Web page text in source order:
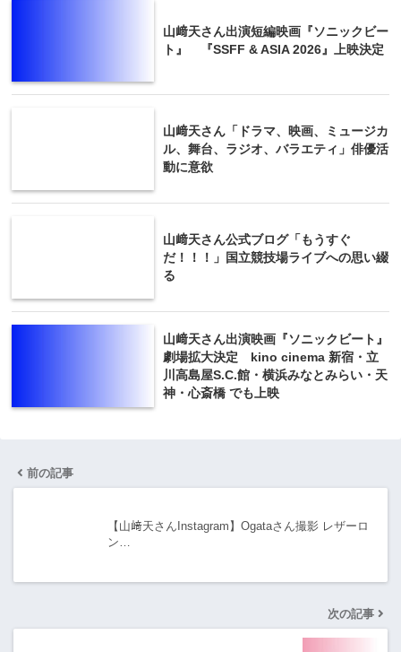
山﨑天さん出演短編映画『ソニックビー
ト』 『SSFF & ASIA 2026』上映決定
山﨑天さん「ドラマ、映画、ミュージカ
ル、舞台、ラジオ、バラエティ」俳優活
動に意欲
山﨑天さん公式ブログ「もうすぐ
だ！！！」国立競技場ライブへの思い綴
る
山﨑天さん出演映画『ソニックビート』
劇場拡大決定 kino cinema 新宿・立
川高島屋S.C.館・横浜みなとみらい・天
神・心斎橋 でも上映
前の記事
【山﨑天さんInstagram】Ogataさん撮影 レザーロ
ン…
次の記事